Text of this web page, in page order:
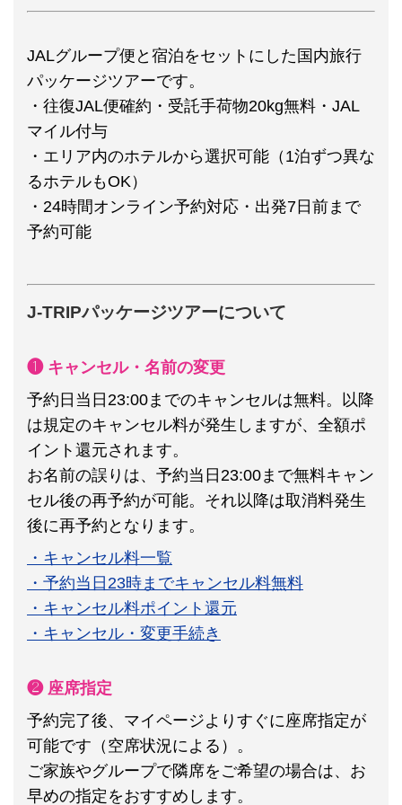
JALグループ便と宿泊をセットにした国内旅行
パッケージツアーです。
・往復JAL便確約・受託手荷物20kg無料・JAL
マイル付与
・エリア内のホテルから選択可能（1泊ずつ異な
るホテルもOK）
・24時間オンライン予約対応・出発7日前まで
予約可能
J-TRIPパッケージツアーについて
❶ キャンセル・名前の変更
予約日当日23:00までのキャンセルは無料。以降
は規定のキャンセル料が発生しますが、全額ポ
イント還元されます。
お名前の誤りは、予約当日23:00まで無料キャン
セル後の再予約が可能。それ以降は取消料発生
後に再予約となります。
・キャンセル料一覧
・予約当日23時までキャンセル料無料
・キャンセル料ポイント還元
・キャンセル・変更手続き
❷ 座席指定
予約完了後、マイページよりすぐに座席指定が
可能です（空席状況による）。
ご家族やグループで隣席をご希望の場合は、お
早めの指定をおすすめします。